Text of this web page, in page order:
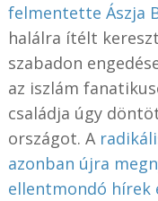
felmentette Ászja
halálra ítélt
szabadon
az iszlám
családja úgy
országot. A
azonban újra
ellentmondó hírek